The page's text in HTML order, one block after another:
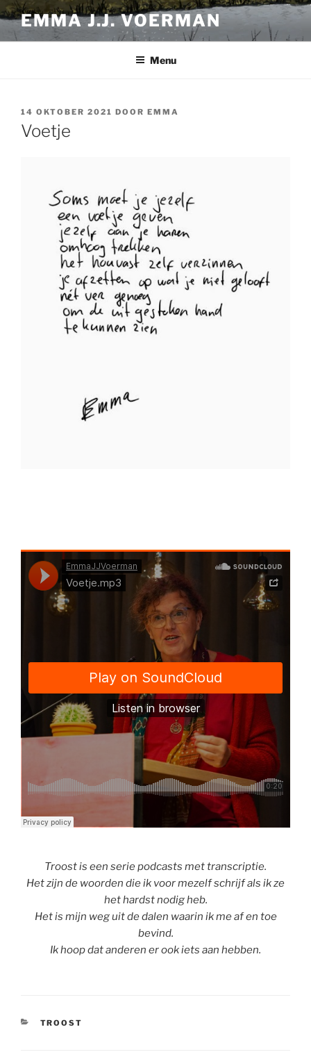
Ga
naar
de
EMMA J.J. VOERMAN
Menu
GEPLAATST
OP
14 OKTOBER 2021 DOOR EMMA
Voetje
Troost is een serie podcasts met transcriptie.
Het zijn de woorden die ik voor mezelf schrijf als ik ze
het hardst nodig heb.
Het is mijn weg uit de dalen waarin ik me af en toe
bevind.
Ik hoop dat anderen er ook iets aan hebben.
CATEGORIEËN
TROOST